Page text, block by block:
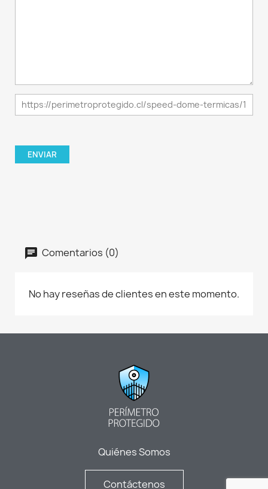
Comentarios (0)
No hay reseñas de clientes en este momento.
Quiénes Somos
Contáctenos